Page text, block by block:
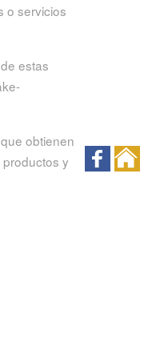
o servicios
estas
obtienen
y